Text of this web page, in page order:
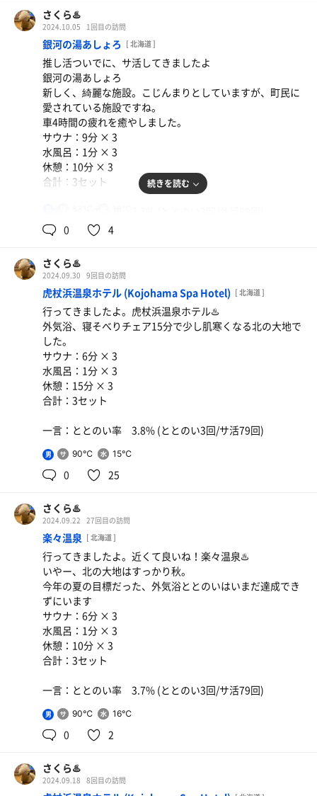
一言：ととのい率 3.6% (ととのい3回/サ活82回)
さくら♨️
2024.10.05 1回目の訪問
銀河の湯あしょろ [ 北海道 ]
推し活ついでに、サ活してきましたよ
銀河の湯あしょろ
新しく、綺麗な施設。こじんまりとしていますが、町民に
愛されている施設ですね。
車4時間の疲れを癒やしました。
サウナ：9分 × 3
水風呂：1分 × 3
休憩：10分 × 3
合計：3セット
続きを読む
0 4
さくら♨️
2024.09.30 9回目の訪問
虎杖浜温泉ホテル (Kojohama Spa Hotel) [ 北海道 ]
行ってきましたよ。虎杖浜温泉ホテル♨️
外気浴、寝そべりチェア15分で少し肌寒くなる北の大地で
した。
サウナ：6分 × 3
水風呂：1分 × 3
休憩：15分 × 3
合計：3セット
一言：ととのい率 3.8% (ととのい3回/サ活79回)
男 90℃ 15℃
0 25
さくら♨️
2024.09.22 27回目の訪問
楽々温泉 [ 北海道 ]
行ってきましたよ。近くて良いね！楽々温泉♨️
いやー、北の大地はすっかり秋。
今年の夏の目標だった、外気浴ととのいはいまだ達成でき
ずにいます
サウナ：6分 × 3
水風呂：1分 × 3
休憩：10分 × 3
合計：3セット
一言：ととのい率 3.7% (ととのい3回/サ活79回)
男 90℃ 16℃
0 2
さくら♨️
2024.09.18 8回目の訪問